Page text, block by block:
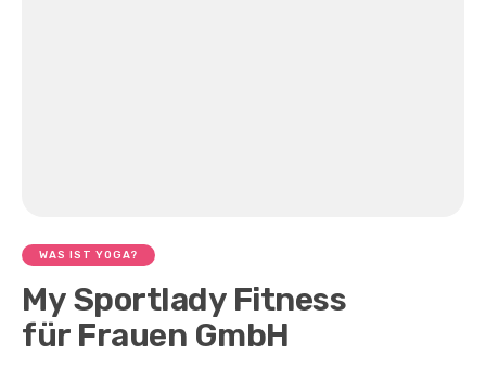
WAS IST YOGA?
My Sportlady Fitness
für Frauen GmbH